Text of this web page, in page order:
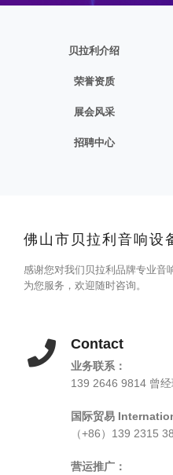
贝拉利介绍
荣誉资质
展会风采
招聘中心
佛山市贝拉利音响设
感谢您对我们贝拉利品牌专业音
为您服务，欢迎随时咨询。
Contact
业务联系：
139 2646 9814 曾经
国际贸易
（+86）139 2315
营运推广：